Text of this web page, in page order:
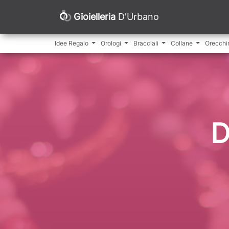
Gioielleria D'Urbano
Idee Regalo Orologi Bracciali Collane